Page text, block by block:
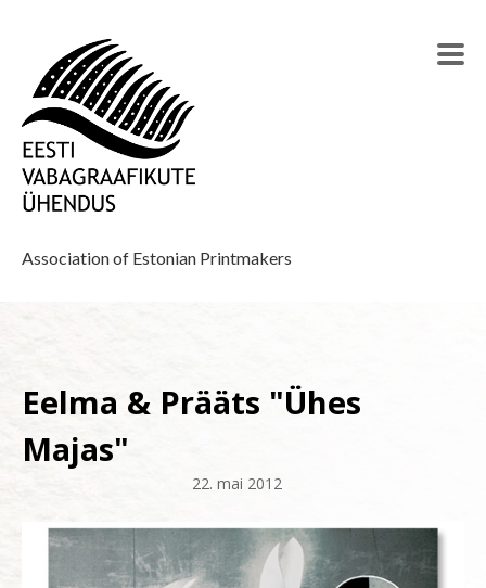
Association of Estonian Printmakers
Eelma & Prääts "Ühes
Majas"
22. mai 2012